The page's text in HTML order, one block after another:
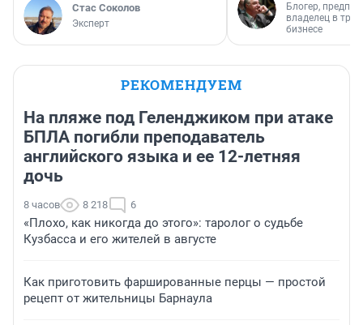
Стас Соколов
Эксперт
Блогер,
владелец в
бизнесе
РЕКОМЕНДУЕМ
На пляже под Геленджиком при атаке
БПЛА погибли преподаватель
английского языка и ее 12-летняя
дочь
8 часов 8 218 6
«Плохо, как никогда до этого»: таролог о судьбе
Кузбасса и его жителей в августе
Как приготовить фаршированные перцы — простой
рецепт от жительницы Барнаула